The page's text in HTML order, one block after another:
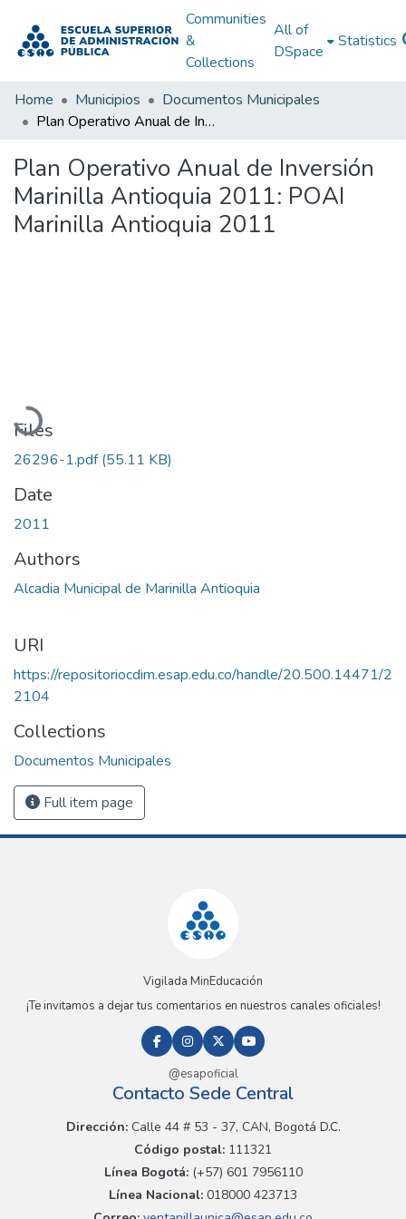
Communities
&
Collections
All of
DSpace
Statistics
Home Municipios
Documentos Municipales
Plan Operativo Anual de Inversión Marinilla Antioquia 2011: POAI Marinilla Antioquia 2011
Plan Operativo Anual de Inversión
Marinilla Antioquia 2011: POAI
Marinilla Antioquia 2011
Loading...
Files
26296-1.pdf(55.11 KB)
Date
2011
Authors
Alcadia Municipal de Marinilla Antioquia
URI
https://repositoriocdim.esap.edu.co/handle/20.500.14471/2
2104
Collections
Documentos Municipales
Full item page
Vigilada MinEducación
¡Te invitamos a dejar tus comentarios en nuestros canales oficiales!
@esapoficial
Contacto Sede Central
Dirección:Calle 44 # 53 - 37, CAN, Bogotá D.C.
Código postal: 111321
Línea Bogotá:(+57) 601 7956110
Línea Nacional: 018000 423713